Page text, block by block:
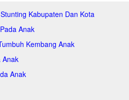
Kabupaten Dan Kota
Anak
Kembang Anak
Anak
Anak